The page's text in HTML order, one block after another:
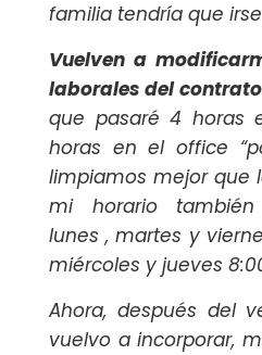
familia tendría que
Vuelven a
laborales del
que pasaré 4 horas
horas en el office
limpiamos mejor que
mi horario
lunes , martes y
miércoles y jueves
Ahora, después del
vuelvo a incorporar,